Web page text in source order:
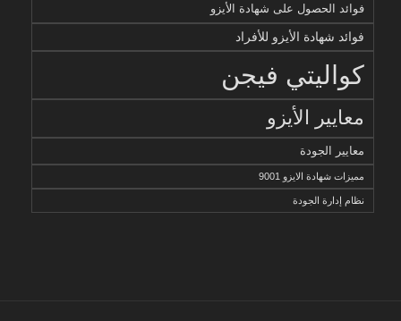
فوائد الحصول على شهادة الأيزو
فوائد شهادة الأيزو للأفراد
كواليتي فيجن
معايير الأيزو
معايير الجودة
مميزات شهادة الايزو 9001
نظام إدارة الجودة